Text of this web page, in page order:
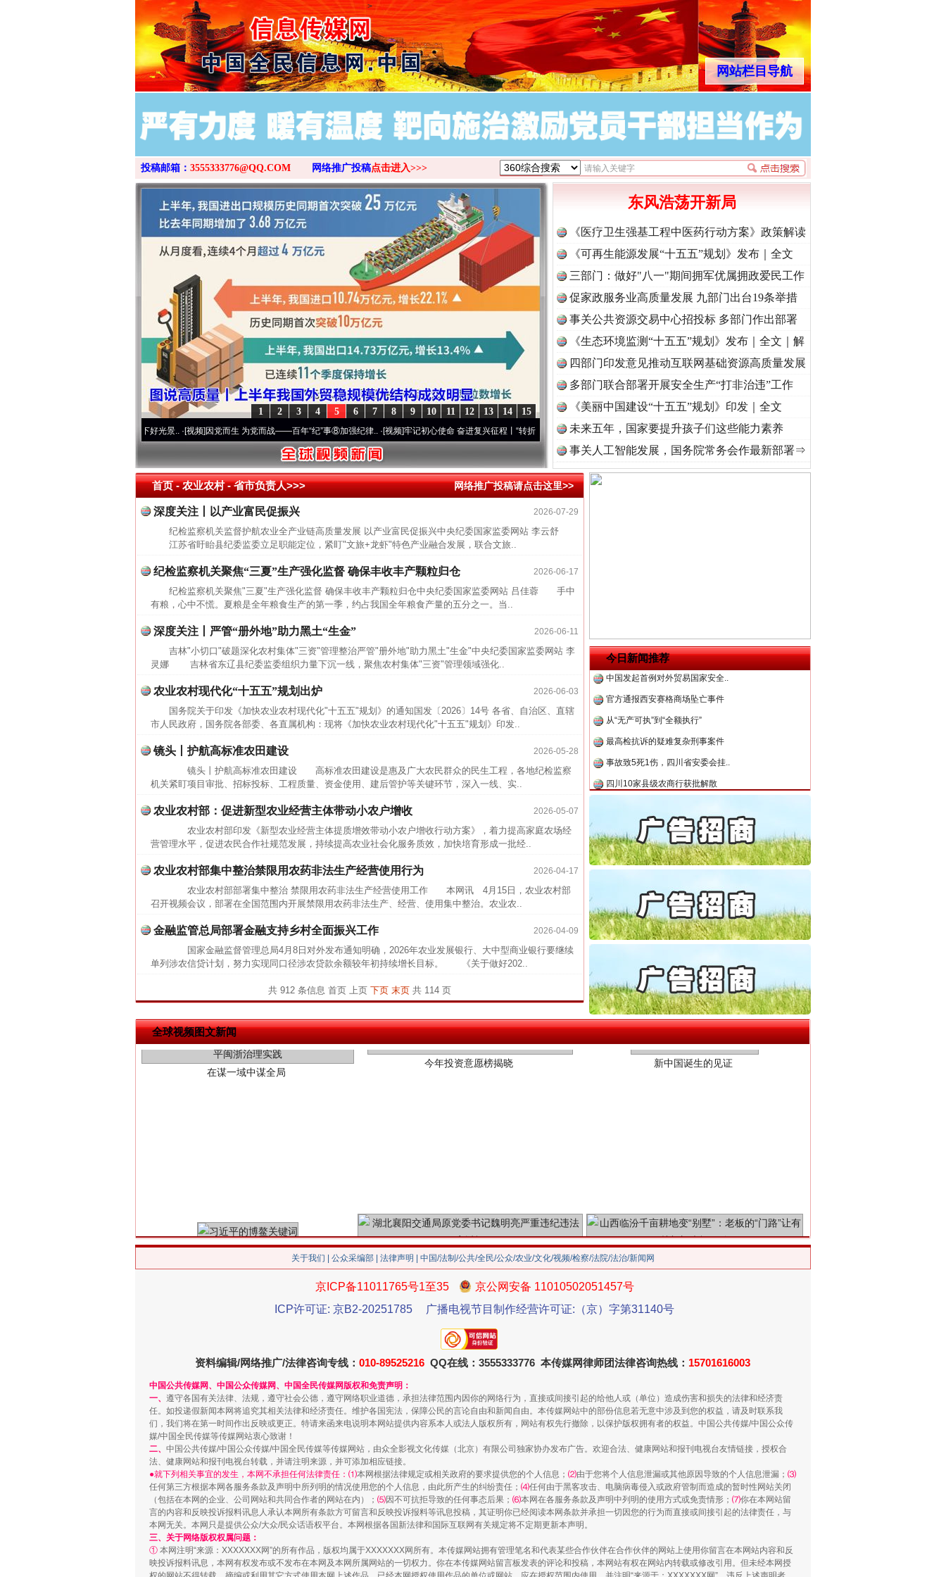
>
网站栏目导航
投稿邮箱： 3555333776@QQ.COM 网络推广投稿点击进入>>>
15
14
13
12
11
10
9
8
7
6
5
4
3
2
1
心使命 奋进复兴征程丨宝塔山下好光景..·[视频]因党而生 为党而战——百年“纪”事⑧加强纪律..·[视频]牢记初心使命 奋进复兴征程丨“转折之城”激荡.. ·[视频]牢记初心使命 奋进复兴征程丨红船起航处 潮起..·[视频]一首歌的时间，读懂乐至的“诗与远方”
东风浩荡开新局
《医疗卫生强基工程中医药行动方案》政策解读
《可再生能源发展“十五五”规划》发布｜全文
三部门：做好"八一"期间拥军优属拥政爱民工作
促家政服务业高质量发展 九部门出台19条举措
事关公共资源交易中心招投标 多部门作出部署
《生态环境监测“十五五”规划》发布｜全文｜解
读
四部门印发意见推动互联网基础资源高质量发展
多部门联合部署开展安全生产“打非治违”工作
《美丽中国建设“十五五”规划》印发｜全文
未来五年，国家要提升孩子们这些能力素养
事关人工智能发展，国务院常务会作最新部署⇒
首页- 农业农村 -省市负责人>>> 网络推广投稿请点击这里>>
2026-07-29
深度关注丨以产业富民促振兴
纪检监察机关监督护航农业全产业链高质量发展 以产业富民促振兴中央纪委国家监委网站 李云舒
江苏省盱眙县纪委监委立足职能定位，紧盯"文旅+龙虾"特色产业融合发展，联合文旅..
2026-06-17
纪检监察机关聚焦“三夏”生产强化监督 确保丰收丰产颗粒归仓
纪检监察机关聚焦"三夏"生产强化监督 确保丰收丰产颗粒归仓中央纪委国家监委网站 吕佳蓉 手中
有粮，心中不慌。夏粮是全年粮食生产的第一季，约占我国全年粮食产量的五分之一。当..
2026-06-11
深度关注丨严管“册外地”助力黑土“生金”
吉林"小切口"破题深化农村集体"三资"管理整治严管"册外地"助力黑土"生金"中央纪委国家监委网站 李
灵娜 吉林省东辽县纪委监委组织力量下沉一线，聚焦农村集体"三资"管理领域强化..
2026-06-03
农业农村现代化“十五五”规划出炉
国务院关于印发《加快农业农村现代化"十五五"规划》的通知国发〔2026〕14号 各省、自治区、直辖
市人民政府，国务院各部委、各直属机构：现将《加快农业农村现代化"十五五"规划》印发..
2026-05-28
镜头丨护航高标准农田建设
镜头丨护航高标准农田建设 高标准农田建设是惠及广大农民群众的民生工程，各地纪检监察
机关紧盯项目审批、招标投标、工程质量、资金使用、建后管护等关键环节，深入一线、实..
2026-05-07
农业农村部：促进新型农业经营主体带动小农户增收
农业农村部印发《新型农业经营主体提质增效带动小农户增收行动方案》，着力提高家庭农场经
营管理水平，促进农民合作社规范发展，持续提高农业社会化服务质效，加快培育形成一批经..
2026-04-17
农业农村部集中整治禁限用农药非法生产经营使用行为
农业农村部部署集中整治 禁限用农药非法生产经营使用工作 本网讯 4月15日，农业农村部
召开视频会议，部署在全国范围内开展禁限用农药非法生产、经营、使用集中整治。农业农..
2026-04-09
金融监管总局部署金融支持乡村全面振兴工作
国家金融监督管理总局4月8日对外发布通知明确，2026年农业发展银行、大中型商业银行要继续
单列涉农信贷计划，努力实现同口径涉农贷款余额较年初持续增长目标。 《关于做好202..
共 912 条信息 首页 上页 下页 末页 共 114 页
今日新闻推荐
中方对6家美国实体采取反制措..
中国发起首例对外贸易国家安全..
官方通报西安赛格商场坠亡事件
从“无产可执”到“全额执行”
最高检抗诉的疑难复杂刑事案件
事故致5死1伤，四川省安委会挂..
四川10家县级农商行获批解散
闻令而动明方向 靶向攻坚提质..
执行局长被指低俗骚扰女当事人
上半年处分纪检监察干部1535人
把老百姓关切的事一件一件办好
四川省公安厅征集新型黑恶违法..
中方对6家美国实体采取反制措..
中国发起首例对外贸易国家安全..
从“无产可执”到“全额执行”
最高检抗诉的疑难复杂刑事案件
事故致5死1伤，四川省安委会挂..
四川10家县级农商行获批解散
闻令而动明方向 靶向攻坚提质..
全球视频图文新闻
网上购药对药下症？
茶叶“炒上天”
“神药”背后的真相
这是一记警钟！ 谢谢有你温暖了四季 法官巧妙执行解纠纷
在谋一域中谋全局
新中国诞生的见证
“刷贴”乱象丛生
揭批美国五大"原罪" "炒鞋教程"里的骗局 习近平的“航天情”
关于我们 公众采编部 法律声明 | 中国/法制/公共/全民/公众/农业/文化/视频/检察/法院/法治/新闻网
京ICP备11011765号1至35
京公网安备 11010502051457号
ICP许可证: 京B2-20251785
广播电视节目制作经营许可证:（京）字第31140号
资料编辑/网络推广/法律咨询专线： 010-89525216 QQ在线：3555333776 本传媒网律师团法律咨询热线： 15701616003
中国公共传媒网、中国公众传媒网、中国全民传媒网版权和免责声明：
一、 遵守各国有关法律、法规，遵守社会公德，遵守网络职业道德，承担法律范围内因你的网络行为，直接或间接引起的给他人或（单位）造成伤害和损失的法律和经济责
任。如投递假新闻本网将追究其相关法律和经济责任。维护各国宪法，保障公民的言论自由和新闻自由。本传媒网站中的部份信息若无意中涉及到您的权益，请及时联系我
们，我们将在第一时间作出反映或更正。特请来函来电说明本网站提供内容系本人或法人版权所有，网站有权先行撤除，以保护版权拥有者的权益。中国公共传媒/中国公众传
媒/中国全民传媒等传媒网站衷心致谢！
二、 中国公共传媒/中国公众传媒/中国全民传媒等传媒网站，由众全影视文化传媒（北京）有限公司独家协办发布广告。欢迎合法、健康网站和报刊电视台友情链接，授权合
法、健康网站和报刊电视台转载，并请注明来源，并可添加相应链接。
●就下列相关事宜的发生，本网不承担任何法律责任：⑴本网根据法律规定或相关政府的要求提供您的个人信息； ⑵由于您将个人信息泄漏或其他原因导致的个人信息泄漏； ⑶
任何第三方根据本网各服务条款及声明中所列明的情况使用您的个人信息，由此所产生的纠纷责任； ⑷任何由于黑客攻击、电脑病毒侵入或政府管制而造成的暂时性网站关闭
（包括在本网的企业、公司网站和共同合作者的网站在内）； ⑸因不可抗拒导致的任何事态后果； ⑹本网在各服务条款及声明中列明的使用方式或免责情形； ⑺你在本网站留
言的内容和反映投诉报料讯息人承认本网所有条款方可留言和反映投诉报料等讯息投稿，其证明你已经阅读本网条款并承担一切因您的行为而直接或间接引起的法律责任，与
本网无关。本网只是提供公众/大众/民众话语权平台。本网根据各国新法律和国际互联网有关规定将不定期更新本声明。
三、关于网络版权权属问题：
① 本网注明“来源：XXXXXXX网”的所有作品，版权均属于XXXXXXX网所有。本传媒网站拥有管理笔名和代表某些合作伙伴在合作伙伴的网站上使用你留言在本网站内容和反
映投诉报料讯息，本网有权发布或不发布在本网及本网所属网站的一切权力。你在本传媒网站留言板发表的评论和投稿，本网站有权在网站内转载或修改引用。但未经本网授